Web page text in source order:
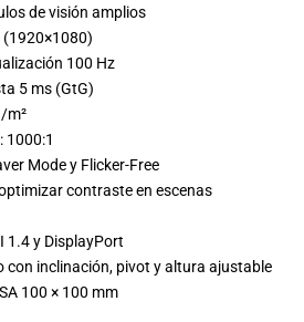
de visión amplios
(1920×1080)
100 Hz
5 ms (GtG)
m²
1000:1
Mode y Flicker-Free
contraste en escenas
1.4 y DisplayPort
con inclinación, pivot y altura ajustable
100 × 100 mm